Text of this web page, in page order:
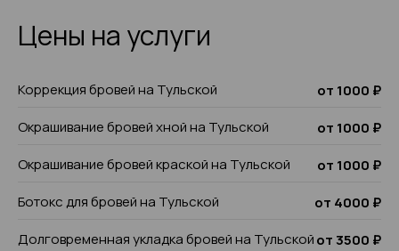
Цены на услуги
Коррекция бровей на Тульской
от 1000 ₽
Окрашивание бровей хной на Тульской
от 1000 ₽
Окрашивание бровей краской на Тульской
от 1000 ₽
Ботокс для бровей на Тульской
от 4000 ₽
Долговременная укладка бровей на Тульскойот 3500 ₽